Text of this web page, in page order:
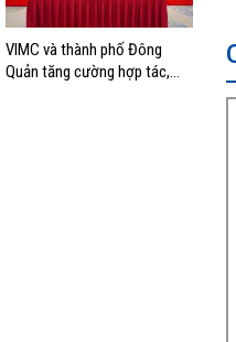
VIMC và thành phố Đông
Quản tăng cường hợp tác,